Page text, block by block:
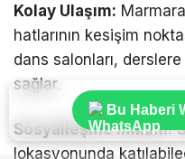
Kolay Ulaşım:
hatlarının kesişim
dans salonları, derslere
sağlar.
Sosyalleşme İmkânı:
lokasyonunda
Bu Haberi